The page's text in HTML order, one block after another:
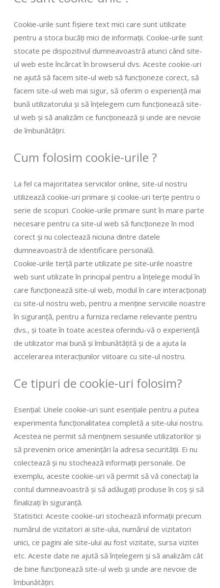
Cookie-urile sunt fișiere text mici care sunt utilizate
pentru a stoca bucăți mici de informații. Cookie-urile sunt
stocate pe dispozitivul dumneavoastră atunci când site-
ul web este încărcat în browserul dvs. Aceste cookie-uri
ne ajută să facem site-ul web să funcționeze corect, să
facem site-ul web mai sigur, să oferim o experiență mai
bună utilizatorului și să înțelegem cum funcționează site-
ul web și să analizăm ce funcționează și unde are nevoie
de îmbunătățiri.
Cum folosim cookie-urile ?
La fel ca majoritatea serviciilor online, site-ul nostru
utilizează cookie-uri primare și cookie-uri terțe pentru o
serie de scopuri. Cookie-urile primare sunt în mare parte
necesare pentru ca site-ul web să funcționeze în mod
corect și nu colectează niciuna dintre datele
dumneavoastră de identificare personală.
Cookie-urile terță parte utilizate pe site-urile noastre
web sunt utilizate în principal pentru a înțelege modul în
care funcționează site-ul web, modul în care interacționați
cu site-ul nostru web, pentru a menține serviciile noastre
în siguranță, pentru a furniza reclame relevante pentru
dvs., și toate în toate acestea oferindu-vă o experiență
de utilizator mai bună și îmbunătățită și de a ajuta la
accelerarea interacțiunilor viitoare cu site-ul nostru.
Ce tipuri de cookie-uri folosim?
Esențial: Unele cookie-uri sunt esențiale pentru a putea
experimenta funcționalitatea completă a site-ului nostru.
Acestea ne permit să menținem sesiunile utilizatorilor și
să prevenim orice amenințări la adresa securității. Ei nu
colectează și nu stochează informații personale. De
exemplu, aceste cookie-uri vă permit să vă conectați la
contul dumneavoastră și să adăugați produse în coș și să
finalizați în siguranță.
Statistici: Aceste cookie-uri stochează informații precum
numărul de vizitatori ai site-ului, numărul de vizitatori
unici, ce pagini ale site-ului au fost vizitate, sursa vizitei
etc. Aceste date ne ajută să înțelegem și să analizăm cât
de bine funcționează site-ul web și unde are nevoie de
îmbunătățiri.